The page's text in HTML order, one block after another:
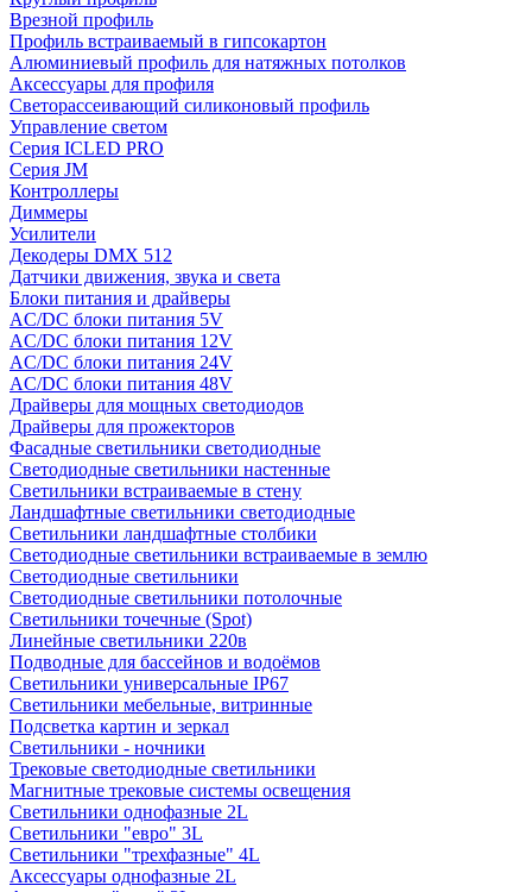
Врезной профиль
Профиль встраиваемый в гипсокартон
Алюминиевый профиль для натяжных потолков
Аксессуары для профиля
Светорассеивающий силиконовый профиль
Управление светом
Серия ICLED PRO
Серия JM
Контроллеры
Диммеры
Усилители
Декодеры DMX 512
Датчики движения, звука и света
Блоки питания и драйверы
AC/DC блоки питания 5V
AC/DC блоки питания 12V
AC/DC блоки питания 24V
AC/DC блоки питания 48V
Драйверы для мощных светодиодов
Драйверы для прожекторов
Фасадные светильники светодиодные
Светодиодные светильники настенные
Светильники встраиваемые в стену
Ландшафтные светильники светодиодные
Светильники ландшафтные столбики
Светодиодные светильники встраиваемые в землю
Светодиодные светильники
Светодиодные светильники потолочные
Светильники точечные (Spot)
Линейные светильники 220в
Подводные для бассейнов и водоёмов
Светильники универсальные IP67
Светильники мебельные, витринные
Подсветка картин и зеркал
Светильники - ночники
Трековые светодиодные светильники
Магнитные трековые системы освещения
Светильники однофазные 2L
Светильники "евро" 3L
Светильники "трехфазные" 4L
Аксессуары однофазные 2L